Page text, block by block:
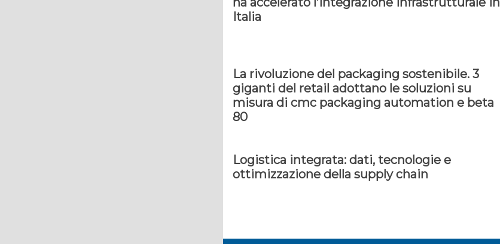
Italia
La rivoluzione del packaging sostenibile. 3
giganti del retail adottano le soluzioni su
misura di cmc packaging automation e beta
80
Logistica integrata: dati, tecnologie e
ottimizzazione della supply chain